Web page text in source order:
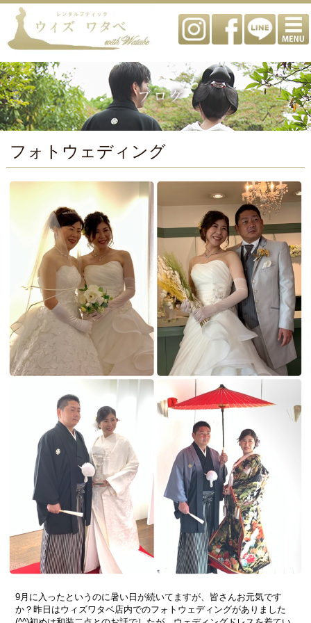
フォトウェディング
9月に入ったというのに暑い日が続いてますが、皆さんお元気です
か？昨日はウィズワタベ店内でのフォトウェディングがありました